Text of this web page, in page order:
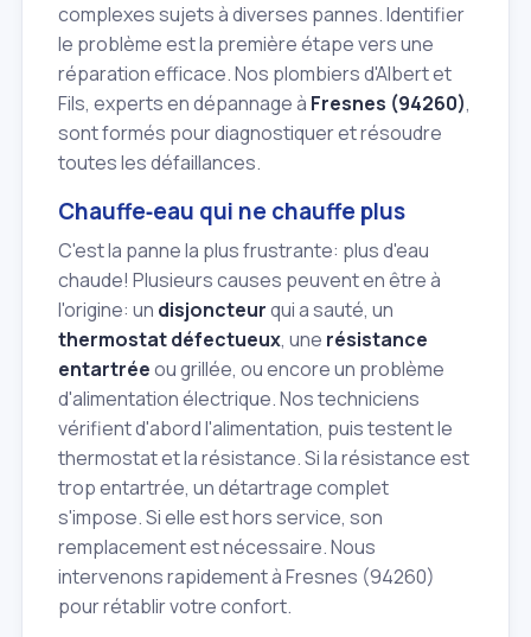
complexes sujets à diverses pannes. Identifier
le problème est la première étape vers une
réparation efficace. Nos plombiers d'Albert et
Fils, experts en dépannage à Fresnes (94260),
sont formés pour diagnostiquer et résoudre
toutes les défaillances.
Chauffe‑eau qui ne chauffe plus
C'est la panne la plus frustrante: plus d'eau
chaude! Plusieurs causes peuvent en être à
l'origine: un disjoncteurqui a sauté, un
thermostat défectueux, une résistance
entartréeou grillée, ou encore un problème
d'alimentation électrique. Nos techniciens
vérifient d'abord l'alimentation, puis testent le
thermostat et la résistance. Si la résistance est
trop entartrée, un détartrage complet
s'impose. Si elle est hors service, son
remplacement est nécessaire. Nous
intervenons rapidement à Fresnes (94260)
pour rétablir votre confort.